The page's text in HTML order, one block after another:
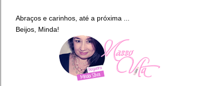
Abraços e carinhos, até a próxima ...
Beijos, Minda!